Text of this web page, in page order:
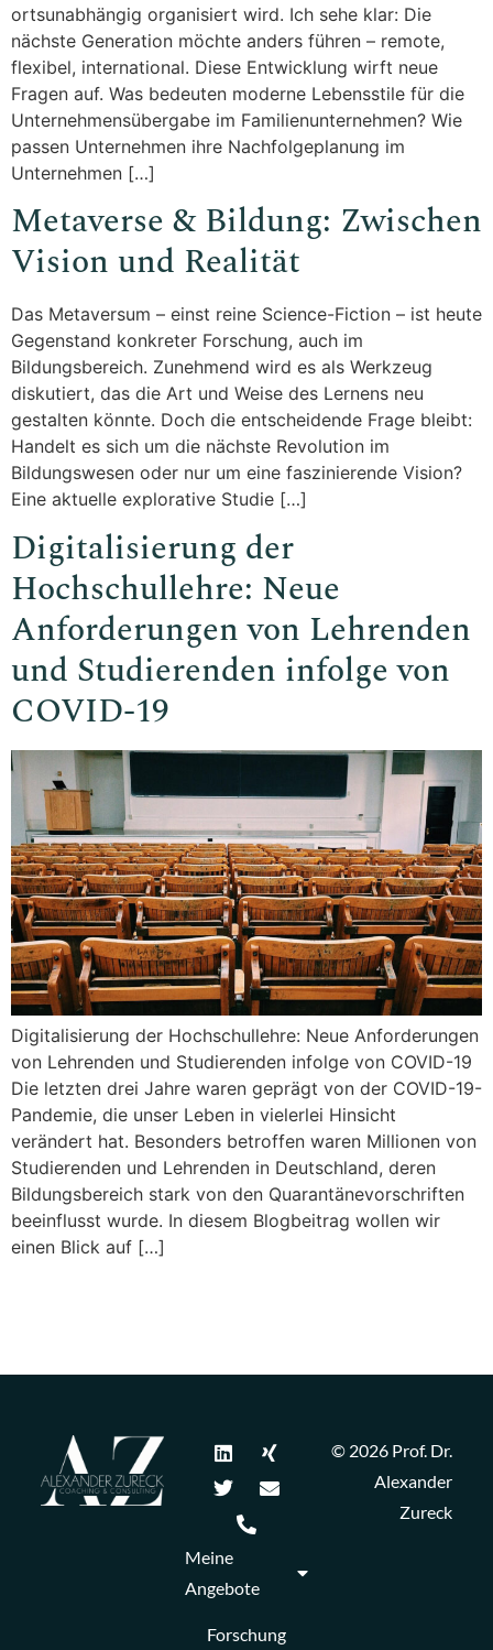
ortsunabhängig organisiert wird. Ich sehe klar: Die
nächste Generation möchte anders führen – remote,
flexibel, international. Diese Entwicklung wirft neue
Fragen auf. Was bedeuten moderne Lebensstile für die
Unternehmensübergabe im Familienunternehmen? Wie
passen Unternehmen ihre Nachfolgeplanung im
Unternehmen […]
Metaverse & Bildung: Zwischen
Vision und Realität
Das Metaversum – einst reine Science-Fiction – ist heute
Gegenstand konkreter Forschung, auch im
Bildungsbereich. Zunehmend wird es als Werkzeug
diskutiert, das die Art und Weise des Lernens neu
gestalten könnte. Doch die entscheidende Frage bleibt:
Handelt es sich um die nächste Revolution im
Bildungswesen oder nur um eine faszinierende Vision?
Eine aktuelle explorative Studie […]
Digitalisierung der
Hochschullehre: Neue
Anforderungen von Lehrenden
und Studierenden infolge von
COVID-19
Digitalisierung der Hochschullehre: Neue Anforderungen
von Lehrenden und Studierenden infolge von COVID-19
Die letzten drei Jahre waren geprägt von der COVID-19-
Pandemie, die unser Leben in vielerlei Hinsicht
verändert hat. Besonders betroffen waren Millionen von
Studierenden und Lehrenden in Deutschland, deren
Bildungsbereich stark von den Quarantänevorschriften
beeinflusst wurde. In diesem Blogbeitrag wollen wir
einen Blick auf […]
Meine
Angebote
Forschung
© 2026 Prof. Dr.
Alexander
Zureck